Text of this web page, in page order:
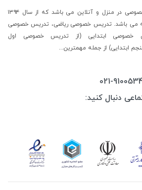
در منزل و آنلاین
می باشد که از سال ۱۳۹۴
می باشد.تدریس خصوصی ریاضی، تدریس خصوصی
خصوصی ابتدایی (از
تدریس خصوصی اول
ابتدایی) از جمله مهمترین...
021-
دنبال کنید: